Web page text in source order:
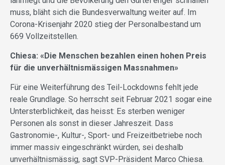
muss, bläht sich die Bundesverwaltung weiter auf. Im
Corona-Krisenjahr 2020 stieg der Personalbestand um
669 Vollzeitstellen.
Chiesa: «Die Menschen bezahlen einen hohen Preis
für die unverhältnismässigen Massnahmen»
Für eine Weiterführung des Teil-Lockdowns fehlt jede
reale Grundlage. So herrscht seit Februar 2021 sogar eine
Untersterblichkeit, das heisst: Es sterben weniger
Personen als sonst in dieser Jahreszeit. Dass
Gastronomie-, Kultur-, Sport- und Freizeitbetriebe noch
immer massiv eingeschränkt würden, sei deshalb
unverhältnismässig, sagt SVP-Präsident Marco Chiesa.